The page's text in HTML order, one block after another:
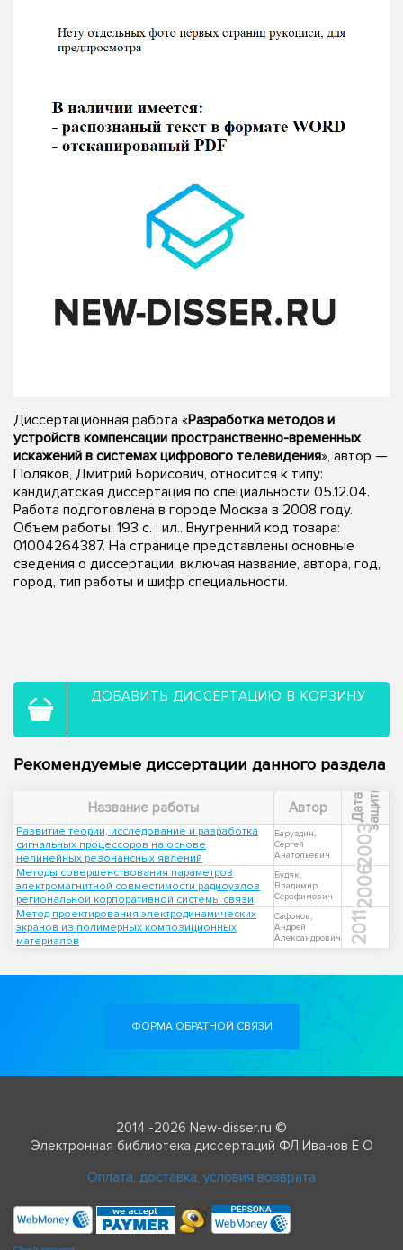
Диссертационная работа «Разработка методов и
устройств компенсации пространственно-временных
искажений в системах цифрового телевидения», автор —
Поляков, Дмитрий Борисович, относится к типу:
кандидатская диссертация по специальности 05.12.04.
Работа подготовлена в городе Москва в 2008 году.
Объем работы: 193 с. : ил.. Внутренний код товара:
01004264387. На странице представлены основные
сведения о диссертации, включая название, автора, год,
город, тип работы и шифр специальности.
ДОБАВИТЬ ДИССЕРТАЦИЮ В КОРЗИНУ
Рекомендуемые диссертации данного раздела
Название работы Автор Д
а
т
а
з
а
щ
и
т ы
Развитие теории, исследование и разработка
сигнальных процессоров на основе
нелинейных резонансных явлений
Баруздин,
Сергей
Анатольевич
2003
Методы совершенствования параметров
электромагнитной совместимости радиоузлов
региональной корпоративной системы связи
Будяк,
Владимир
Серафимович
2006
Метод проектирования электродинамических
экранов из полимерных композиционных
материалов
Сафонов,
Андрей
Александрович
2011
ФОРМА ОБРАТНОЙ СВЯЗИ
2014 -2026 New-disser.ru ©
Электронная библиотека диссертаций ФЛ Иванов Е О
Оплата, доставка, условия возврата